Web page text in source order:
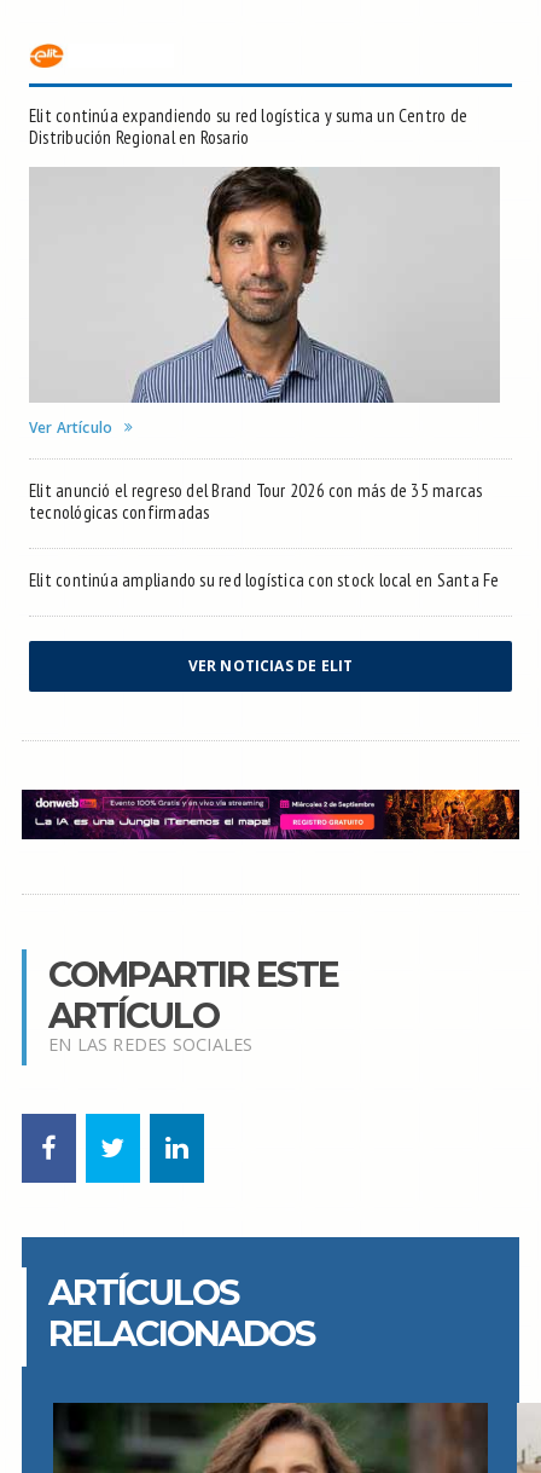
Elit continúa expandiendo su red logística y suma un Centro de
Distribución Regional en Rosario
Ver Artículo
Elit anunció el regreso del Brand Tour 2026 con más de 35 marcas
tecnológicas confirmadas
Elit continúa ampliando su red logística con stock local en Santa Fe
VER NOTICIAS DE ELIT
COMPARTIR ESTE
ARTÍCULO
EN LAS REDES SOCIALES
ARTÍCULOS
RELACIONADOS